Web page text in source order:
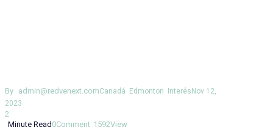
By admin@redvenext.comCanadá Edmonton Interés Nov 12,
2023
2
Minute Read 0Comment 1592View